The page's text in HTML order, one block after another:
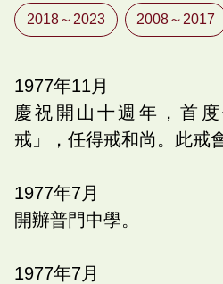
2018～2023 2008～2017
1977年11 月
慶祝開山十週年，首
戒」，任得戒和尚。此戒
1977年7月
開辦普門中學。
1977年7月